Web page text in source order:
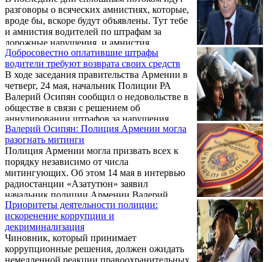
разговоры о всяческих амнистиях, которые,
вроде бы, вскоре будут объявлены. Тут тебе
и амнистия водителей по штрафам за
дорожные нарушения, и амнистия
политзаключенных, хотя прежние власти не
раз заявляли, что таковых в Армении нет.
Добросовестно оплатившие штрафы
водители требуют возврата своих средств
В ходе заседания правительства Армении в
четверг, 24 мая, начальник Полиции РА
Валерий Осипян сообщил о недовольстве в
обществе в связи с решением об
аннулировании штрафов за нарушения
правил дорожного движения.
Валерий Осипян: Полиция Армении могла
разогнать митинги
Полиция Армении могла призвать всех к
порядку независимо от числа
митингующих. Об этом 14 мая в интервью
радиостанции «Азатутюн» заявил
начальник полиции Армении Валерий
Осипян, комментируя акции протеста под
руководством нынешнего премьер-
министра Никола Пашиняна.
Приоритеты деятельности полиции:
искоренение коррупции и
декриминализация
Чиновник, который принимает
коррупционные решения, должен ожидать
немедленной реакции правоохранительных